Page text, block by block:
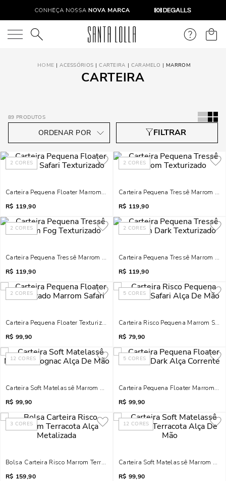
O que você está procurando?
ACESSÓRIOS CARTEIRA CARAMELO MARROM
CARTEIRA
89 PRODUTOS
2 CORES
Carteira Pequena Floater Marrom Safari Texturizado
R$ 119,90
2 CORES
Carteira Pequena Tressê Marrom
R$ 119,90
2 CORES
Carteira Pequena Tressê Marrom Fog Texturizado
R$ 119,90
2 CORES
Carteira Pequena Tressê Marrom
R$ 119,90
2 CORES
Carteira Pequena Floater Texturizado Marrom Safari
R$ 99,90
5 CORES
Carteira Risco Pequena Marrom
R$ 79,90
12 CORES
Carteira Soft Matelassê Marrom Cognac Alça De Mão
R$ 99,90
5 CORES
Carteira Pequena Floater Marrom
R$ 99,90
3 CORES
Bolsa Carteira Risco Marrom Terracota Alça Metalizada
R$ 159,90
12 CORES
Carteira Soft Matelassê Marrom
R$ 99,90